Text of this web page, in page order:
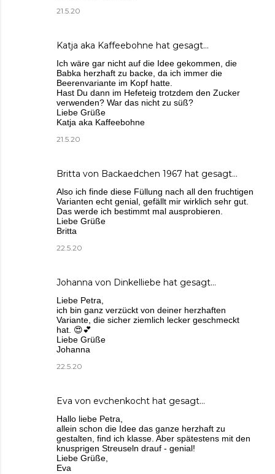
21.5.20
Katja aka Kaffeebohne hat gesagt…
Ich wäre gar nicht auf die Idee gekommen, die
Babka herzhaft zu backe, da ich immer die
Beerenvariante im Kopf hatte.
Hast Du dann im Hefeteig trotzdem den Zucker
verwenden? War das nicht zu süß?
Liebe Grüße
Katja aka Kaffeebohne
21.5.20
Britta von Backaedchen 1967 hat gesagt…
Also ich finde diese Füllung nach all den fruchtigen
Varianten echt genial, gefällt mir wirklich sehr gut.
Das werde ich bestimmt mal ausprobieren.
Liebe Grüße
Britta
22.5.20
Johanna von Dinkelliebe hat gesagt…
Liebe Petra,
ich bin ganz verzückt von deiner herzhaften
Variante, die sicher ziemlich lecker geschmeckt
hat. 😍💕
Liebe Grüße
Johanna
22.5.20
Eva von evchenkocht hat gesagt…
Hallo liebe Petra,
allein schon die Idee das ganze herzhaft zu
gestalten, find ich klasse. Aber spätestens mit den
knusprigen Streuseln drauf - genial!
Liebe Grüße,
Eva